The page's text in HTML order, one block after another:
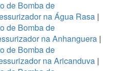
de Bomba de
na Água Rasa |
de Bomba de
na Anhanguera|
de Bomba de
na Aricanduva |